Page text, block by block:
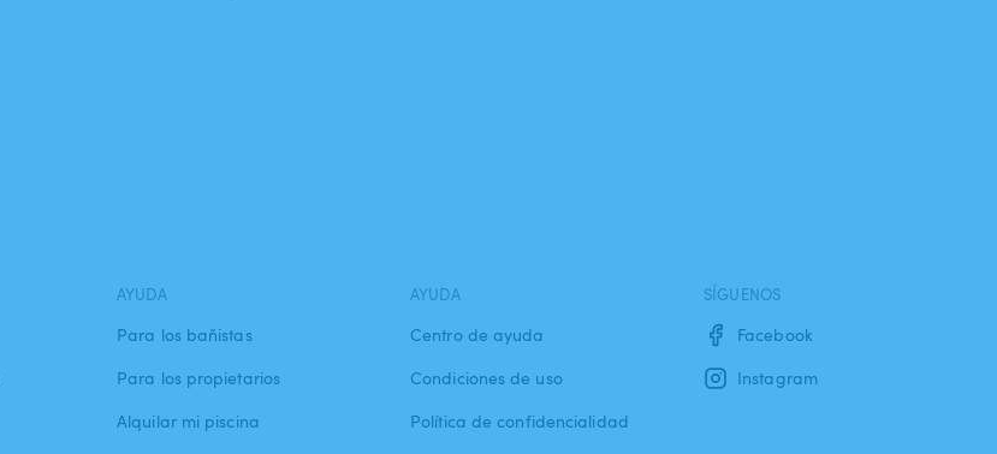
AYUDA
Para los bañistas
Para los propietarios
Alquilar mi piscina
AYUDA
Centro de ayuda
Condiciones de uso
Política de confidencialidad
SÍGUENOS
Facebook
Instagram